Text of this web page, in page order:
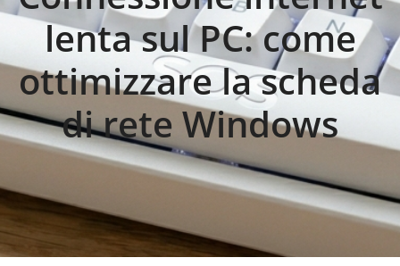
lenta sul PC: come
ottimizzare la scheda
di rete Windows